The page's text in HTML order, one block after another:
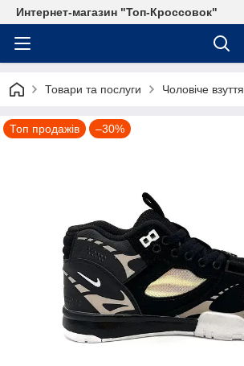
Интернет-магазин "Топ-Кроссовок"
Товари та послуги Чоловіче взуття
Топ продажів –30%